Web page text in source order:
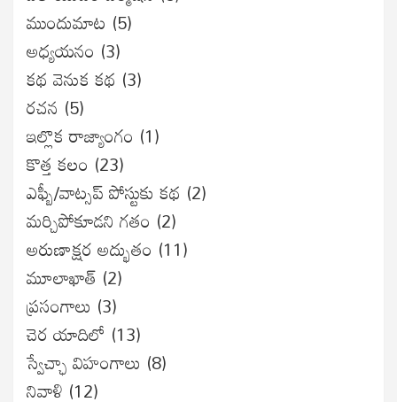
ముందుమాట (5)
అధ్యయనం (3)
కథ వెనుక కథ (3)
రచన (5)
ఇల్లొక రాజ్యాంగం (1)
కొత్త కలం (23)
ఎఫ్బీ/వాట్సప్ పోస్టుకు కథ (2)
మర్చిపోకూడని గతం (2)
అరుణాక్షర అద్భుతం (11)
మూలాఖాత్ (2)
ప్రసంగాలు (3)
చెర యాదిలో (13)
స్వేచ్ఛా విహంగాలు (8)
నివాళి (12)